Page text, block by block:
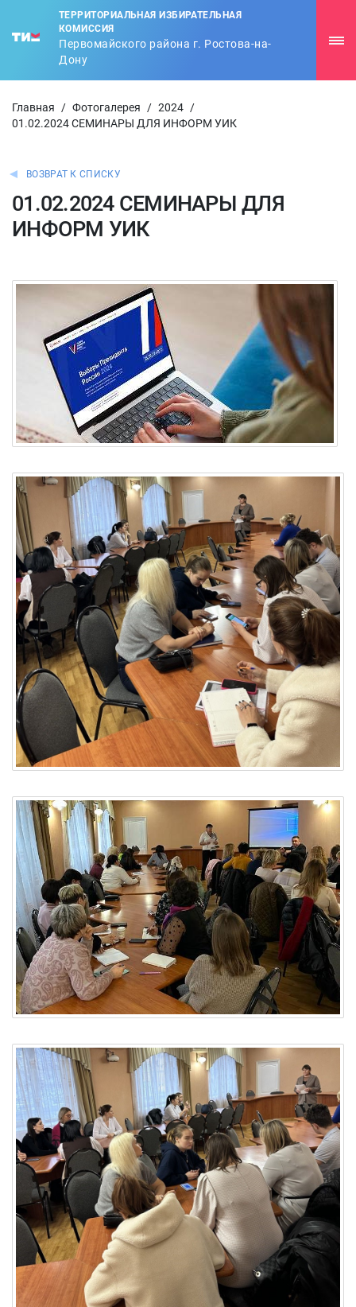
ТЕРРИТОРИАЛЬНАЯ ИЗБИРАТЕЛЬНАЯ
КОМИССИЯ
Первомайского района г. Ростова-на-
Дону
Главная / Фотогалерея / 2024 /
01.02.2024 СЕМИНАРЫ ДЛЯ ИНФОРМ УИК
ВОЗВРАТ К СПИСКУ
01.02.2024 СЕМИНАРЫ ДЛЯ
ИНФОРМ УИК